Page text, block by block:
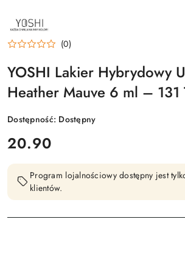
NAZWA
PRODUCENTA:
YOSHI
(0)
YOSHI Lakier Hybrydowy
Heather Mauve 6 ml – 131
Dostępność: Dostępny
cena:
20.90
Program lojalnościowy dostępny jest
klientów.